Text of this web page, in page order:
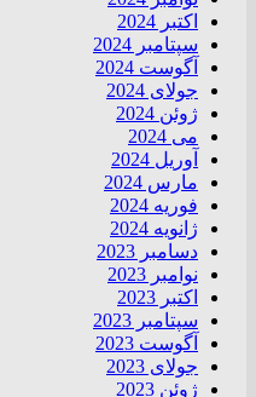
اکتبر 2024
سپتامبر 2024
آگوست 2024
جولای 2024
ژوئن 2024
می 2024
آوریل 2024
مارس 2024
فوریه 2024
ژانویه 2024
دسامبر 2023
نوامبر 2023
اکتبر 2023
سپتامبر 2023
آگوست 2023
جولای 2023
ژوئن 2023